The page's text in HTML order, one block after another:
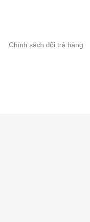
Chính sách đổi trả hàng